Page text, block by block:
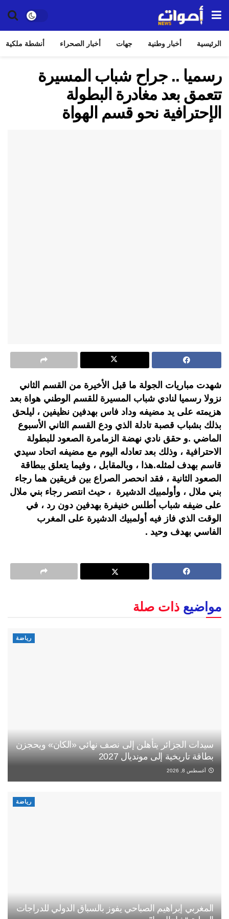
الرئيسية أخبار وطنية جهات أخبار الصحراء أنشطة ملكية
رسميا .. جراح شباب المسيرة
تتعمق بعد مغادرة البطولة
الإحترافية نحو قسم الهواة
شهدت مباريات الجولة ما قبل الأخيرة من القسم الثاني
نزولا رسميا لنادي شباب المسيرة للقسم الوطني هواة بعد
هزيمته على يد مضيفه وداد فاس بهدفين نظيفين ، ليلحق
بذلك بشباب قصبة تادلة الذي ودع القسم الثاني الأسبوع
الماضي .و حقق نادي نهضة الزمامرة الصعود للبطولة
الاحترافية ، وذلك بعد تعادله اليوم مع مضيفه اتحاد سيدي
قاسم بهدف لمثله.هذا ، وبالمقابل ، وفيما يتعلق ببطاقة
الصعود الثانية ، فقد انحصر الصراع بين فريقين هما رجاء
بني ملال ، وأولمبيك الدشيرة ، حيث انتصر رجاء بني ملال
على ضيفه شباب أطلس خنيفرة بهدفين دون رد ، في
الوقت الذي فاز فيه أولمبيك الدشيرة على المغرب
الفاسي بهدف وحيد .
مواضيع ذات صلة
رياضة
سيدات الجزائر يتأهلن إلى نصف نهائي «الكان» ويحجزن
بطاقة تاريخية إلى مونديال 2027
أغسطس 8, 2026
رياضة
المغربي إبراهيم الصباحي يفوز بالسباق الدولي للدراجات